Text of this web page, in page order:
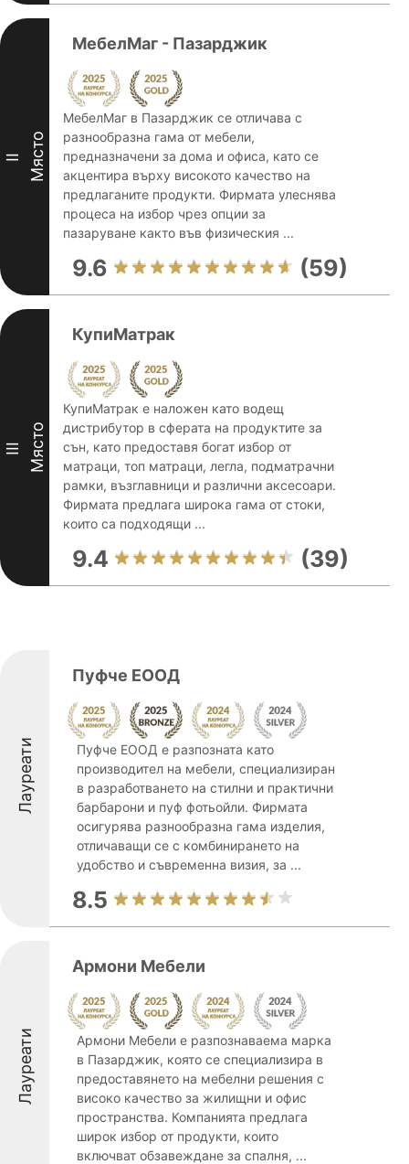
II Място
МебелМаг - Пазарджик
МебелМаг в Пазарджик се отличава с
разнообразна гама от мебели,
предназначени за дома и офиса, като се
акцентира върху високото качество на
предлаганите продукти. Фирмата улеснява
процеса на избор чрез опции за
пазаруване както във физическия ...
9.6 (59)
III Място
КупиМатрак
КупиМатрак е наложен като водещ
дистрибутор в сферата на продуктите за
сън, като предоставя богат избор от
матраци, топ матраци, легла, подматрачни
рамки, възглавници и различни аксесоари.
Фирмата предлага широка гама от стоки,
които са подходящи ...
9.4 (39)
Лауреати
Пуфче ЕООД
Пуфче ЕООД е разпозната като
производител на мебели, специализиран
в разработването на стилни и практични
барбарони и пуф фотьойли. Фирмата
осигурява разнообразна гама изделия,
отличаващи се с комбинирането на
удобство и съвременна визия, за ...
8.5
Лауреати
Армони Мебели
Армони Мебели е разпознаваема марка
в Пазарджик, която се специализира в
предоставянето на мебелни решения с
високо качество за жилищни и офис
пространства. Компанията предлага
широк избор от продукти, които
включват обзавеждане за спалня, ...